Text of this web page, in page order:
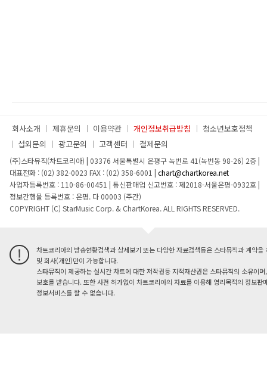
회사소개 제휴문의 이용약관 개인정보취급방침
청소년보호정책
섭외문의
광고문의 고객센터 결제문의
(주)스타뮤직(차트코리아) | 03376 서울특별시 은평구 녹번로 41(녹번동 98-26) 2층|
대표전화 : (02) 382-0023 FAX : (02) 358-6001 | chart@chartkorea.net
사업자등록번호 : 110-86-00451 | 통신판매업 신고번호 : 제2018-서울은평-0932호|
정보간행물 등록번호 : 은평. 다 00003 (주간)
COPYRIGHT (C) StarMusic Corp. & ChartKorea. ALL RIGHTS RESERVED.
차트코리아의 방송현황검색과 상세보기 또는 다양한 자료검색등은 스타뮤직과 계약을
및 회사(개인)만이 가능합니다.
스타뮤직이 제공하는 실시간 챠트에 대한 저작권등 지적재산권은 스타뮤직의 소유이
보호를 받습니다. 또한 사전 허가없이 차트코리아의 자료를 이용해 영리목적의 정보판
정보서비스를 할 수 없습니다.